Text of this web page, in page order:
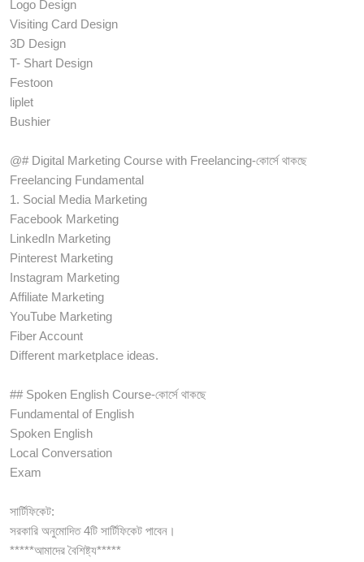
Logo Design
Visiting Card Design
3D Design
T- Shart Design
Festoon
liplet
Bushier
@# Digital Marketing Course with Freelancing-কোর্সে থাকছে
Freelancing Fundamental
1. Social Media Marketing
Facebook Marketing
LinkedIn Marketing
Pinterest Marketing
Instagram Marketing
Affiliate Marketing
YouTube Marketing
Fiber Account
Different marketplace ideas.
## Spoken English Course-কোর্সে থাকছে
Fundamental of English
Spoken English
Local Conversation
Exam
সার্টিফিকেট:
সরকারি অনুমোদিত 4টি সার্টিফিকেট পাবেন।
*****আমাদের বৈশিষ্ট্য*****